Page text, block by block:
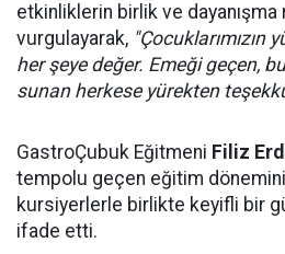
etkinliklerin birlik ve
vurgulayarak, "Çocuklarımızın
her şeye değer. Emeği geçen,
sunan herkese yürekten
GastroÇubuk Eğitmeni Filiz
tempolu geçen eğitim
kursiyerlerle birlikte keyifli bir
ifade etti.